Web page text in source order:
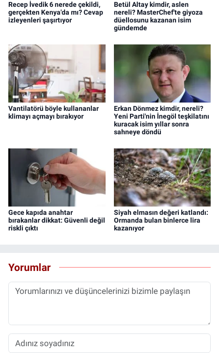
Recep İvedik 6 nerede çekildi,
gerçekten Kenya'da mı? Cevap
izleyenleri şaşırtıyor
Betül Altay kimdir, aslen
nereli? MasterChef'te giyoza
düellosunu kazanan isim
gündemde
Vantilatörü böyle kullananlar
klimayı açmayı bırakıyor
Erkan Dönmez kimdir, nereli?
Yeni Parti'nin İnegöl teşkilatını
kuracak isim yıllar sonra
sahneye döndü
Gece kapıda anahtar
bırakanlar dikkat: Güvenli değil
riskli çıktı
Siyah elmasın değeri katlandı:
Ormanda bulan binlerce lira
kazanıyor
Yorumlar